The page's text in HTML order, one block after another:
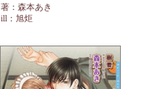
著：森本あき
ill：旭炬